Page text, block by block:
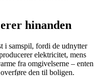
hinanden
i samspil, fordi de udnytter
elektricitet, mens
fra omgivelserne – enten
den til boligen.